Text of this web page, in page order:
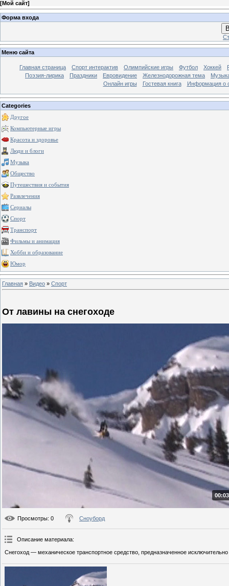
[Мой сайт]
Форма входа
Меню сайта
Главная страница Спорт интерактив Олимпийские игры Футбол Хоккей
Поэзия-лирика
Праздники Евровидение Железнодорожная тема
Онлайн игры
Гостевая книга Информация о
Categories
Другое
Компьютерные игры
Красота и здоровье
Люди и блоги
Музыка
Общество
Путешествия и события
Развлечения
Сериалы
Спорт
Транспорт
Фильмы и анимация
Хобби и образование
Юмор
Главная » Видео » Спорт
От лавины на снегоходе
Просмотры: 0 Сноуборд
Описание материала:
Снегоход — механическое транспортное средство, предназначенное